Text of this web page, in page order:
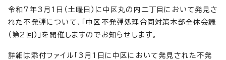
令和7年3月1日（土曜日）に中区丸の内二丁目において発見さ
れた不発弾について、「中区不発弾処理合同対策本部全体会議
（第2回）」を開催しますのでお知らせします。
詳細は添付ファイル「3月1日に中区において発見された不発